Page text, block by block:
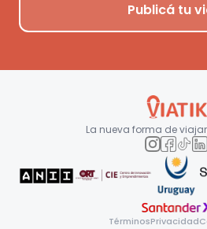
Publicá tu
La nueva forma de
TérminosPrivacidad